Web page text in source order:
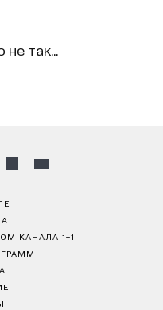
так...
КАНАЛА 1+1